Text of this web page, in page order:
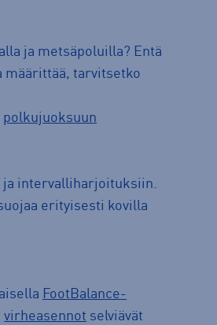
ja metsäpoluilla? Entä
määrittää, tarvitsetko
polkujuoksuun
ja intervalliharjoituksiin.
erityisesti kovilla
FootBalance-
virheasennot selviävät